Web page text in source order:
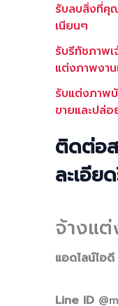
รับลบสิ่งที่คุ
เนียนๆ
รับรีทัชภาพเ
แต่งภาพงา
รับแต่งภาพ
ขายและปล่
ติดต่อ
ละเอีย
จ้างแ
แอดไลน์ไอดี
Line ID